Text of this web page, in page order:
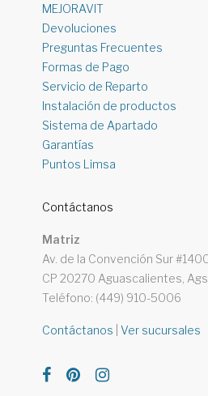
MEJORAVIT
Devoluciones
Preguntas Frecuentes
Formas de Pago
Servicio de Reparto
Instalación de productos
Sistema de Apartado
Garantías
Puntos Limsa
Contáctanos
Matriz
Av. de la Convención Sur
CP 20270 Aguascalientes,
Teléfono: (449) 910-5006
Contáctanos |Ver sucursales